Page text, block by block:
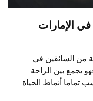
الإمارات
من السائقين في
يجمع بين الراحة
تماما أنماط الحياة